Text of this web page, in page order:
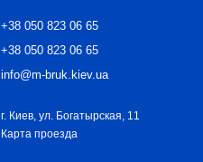
+38 050 823 06 65
+38 050 823 06 65
info@m-bruk.kiev.ua
г. Киев, ул. Богатырская, 11
Карта проезда